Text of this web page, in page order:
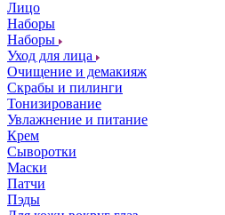
Лицо
Наборы
Наборы
Уход для лица
Очищение и демакияж
Скрабы и пилинги
Тонизирование
Увлажнение и питание
Крем
Сыворотки
Маски
Патчи
Пэды